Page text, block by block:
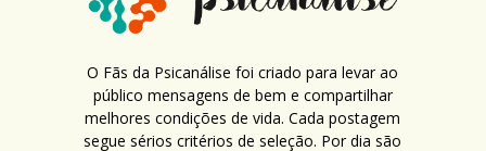
O Fãs da Psicanálise foi criado para levar ao
público mensagens de bem e compartilhar
melhores condições de vida. Cada postagem
segue sérios critérios de seleção. Por dia são